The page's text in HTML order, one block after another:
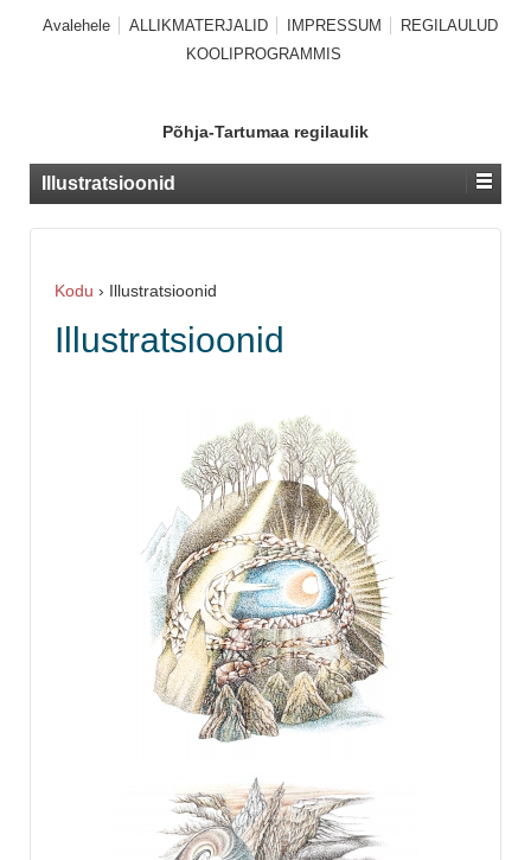
Avalehele ALLIKMATERJALID IMPRESSUM
REGILAULUD
KOOLIPROGRAMMIS
Põhja-Tartumaa regilaulik
Illustratsioonid
Kodu › Illustratsioonid
Illustratsioonid